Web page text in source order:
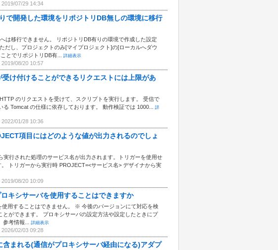
2019/07/29 14:34
で開発した環境をリポジトリDB無しの環境に移行
は移行できません。 リポジトリDB有りの環境で作成した設定
だし、プロジェクトのみ[マイプロジェクト]の[ローカルへダウ
とでリポジトリDB有...
詳細表示
2019/08/20 10:57
け付けることができるリクエストには上限があ
のリクエストを受けて、スクリプトを実行します。 受信で
Tomcat の仕様に依存しております。 動作検証では 1000...
詳
2022/01/28 10:36
項目にはどのような値が出力されるのでしょ
行された処理のサービス名が出力されます。トリガーを使用せ
トリガーから実行時 PROJECT=<サービス名> デザイナから実
2019/08/20 10:09
キシサーバを使用することはできますか
用することはできません。 ※ 今後のバージョンにて対応を検
ができます。 プロキシサーバの設定方法や設定したときにプ
参考情報...
詳細表示
2026/02/03 09:28
まれる(通信がプロキシサーバ経由になる)アダプ